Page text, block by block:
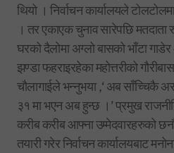
थियो । निर्वाचन कार्यालयले
। तर एकाएक चुनाव सारेपछि मतदाता
घरको दैलोमा अग्लो बासको भाँटा
झण्डा फहराइरहेका महोत्तरीको
चौलागाईले भन्नुभया ,‘ अब साँच्चिकै
३१ मा भएन अब हुन्छ ।’ प्रमुख
करीब करीब आफ्ना उम्मेदवारहरुको
तयारी गरेर निर्वाचन कार्यालयबाट